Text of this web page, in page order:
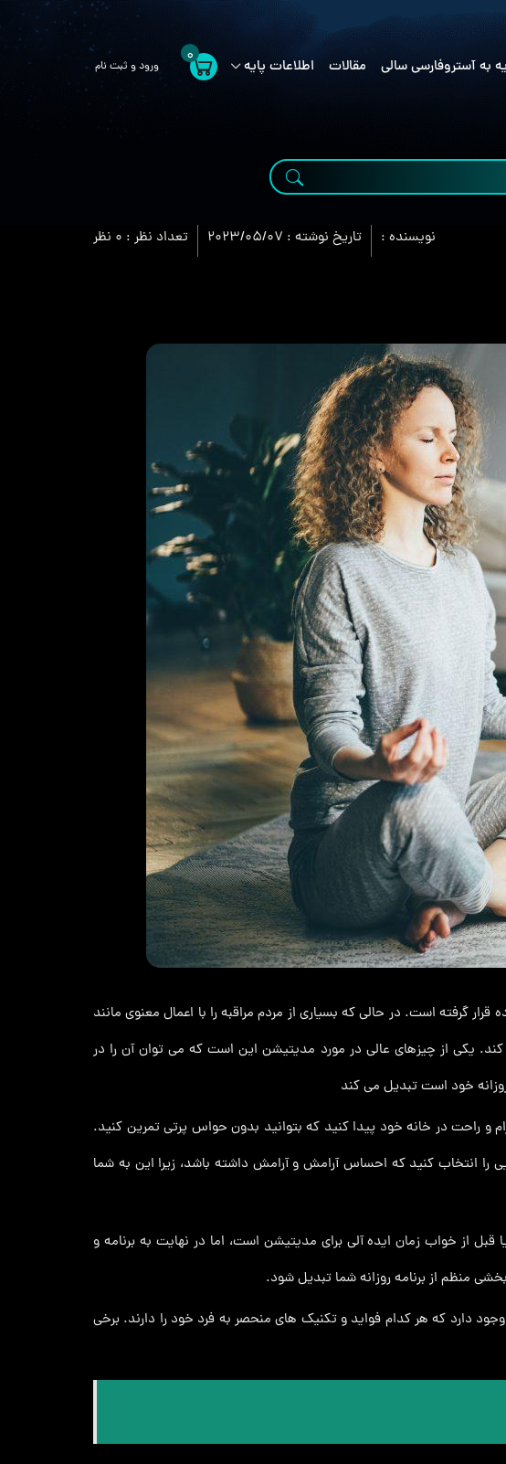
به آستروفارسی سالی مقالات اطلاعات پایه 0 ورود و ثبت نام
نویسنده : تاریخ نوشته : 2023/05/07 تعداد نظر : 0 نظر
گرفته است. در حالی که بسیاری از مردم مراقبه را با اعمال معنوی مانند
یکی از چیزهای عالی در مورد مدیتیشن این است که می توان آن را در
خود است تبدیل می کند
و راحت در خانه خود پیدا کنید که بتوانید بدون حواس پرتی تمرین کنید.
انتخاب کنید که احساس آرامش و آرامش داشته باشد، زیرا این به شما
از خواب زمان ایده آلی برای مدیتیشن است، اما در نهایت به برنامه و
منظم از برنامه روزانه شما تبدیل شود.
دارد که هر کدام فواید و تکنیک های منحصر به فرد خود را دارند. برخی